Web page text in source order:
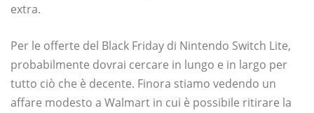
extra.
Per le offerte del Black Friday di Nintendo Switch Lite,
probabilmente dovrai cercare in lungo e in largo per
tutto ciò che è decente. Finora stiamo vedendo un
affare modesto a Walmart in cui è possibile ritirare la